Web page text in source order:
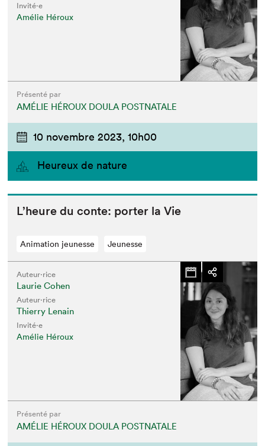
Invité⋅e
Amélie Héroux
Présenté par
AMÉLIE HÉROUX DOULA POSTNATALE
10 novembre 2023, 10h00
Heureux de nature
L’heure du con­te: porter la Vie
Animation jeunesse Jeunesse
Auteur·rice
Laurie Cohen
Auteur·rice
Thierry Lenain
Invité⋅e
Amélie Héroux
Présenté par
AMÉLIE HÉROUX DOULA POSTNATALE